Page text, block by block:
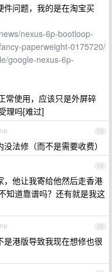
件问题，我的是在淘宝买
nexus-6p-bootloop-
paperweight-0175720/
google-nexus-6p-
常使用，应该只是外屏碎
理吗[难过]
13
法修（而不是需要收费）
14
，他让我寄给他然后走香港
知道靠谱吗？还有就是我这
15
是港版导致我现在想修也很